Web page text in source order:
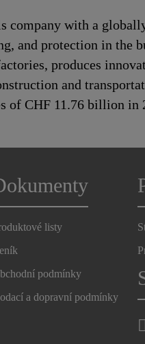
company with a
and protection in the
produces
and
of CHF 11.76 billion in
listy
podmínky
a dopravní podmínky